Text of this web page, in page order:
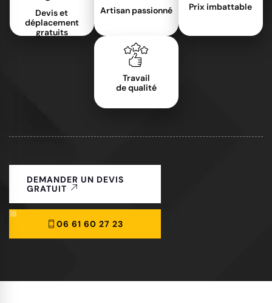
Devis et
déplacement
gratuits
Artisan passionné Prix imbattable
Travail
de qualité
DEMANDER UN DEVIS
GRATUIT
06 61 60 27 23